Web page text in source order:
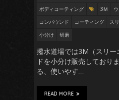
ボディコーティング
3Ｍ
コンパウンド
コーティング ス
小分け
研磨
撥水道場では3M（スリー
ドを小分け販売してお
る、使いやす…
READ MORE